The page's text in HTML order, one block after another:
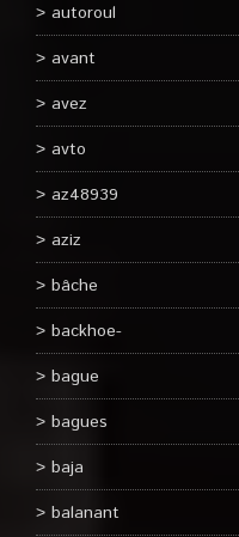
autoroul
avant
avez
avto
az48939
aziz
bâche
backhoe-
bague
bagues
baja
balanant